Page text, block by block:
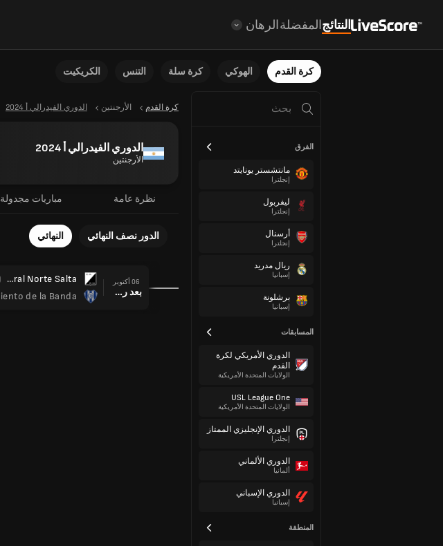
النتائجالمفضلةالرهان
كرة القدم الهوكي كرة سلة التنس الكريكيت
الفرق
مانتشستر يونايتد
إنجلترا
ليفربول
إنجلترا
أرسنال
إنجلترا
ريال مدريد
إسبانيا
برشلونة
إسبانيا
المسابقات
الدوري الأمريكي لكرة
القدم
الولايات المتحدة الأمريكية
USL League One
الولايات المتحدة الأمريكية
الدوري الإنجليزي الممتاز
إنجلترا
الدوري الألماني
ألمانيا
الدوري الإسباني
إسبانيا
المنطقة
كرة القدم الأرجنتين الدوري الفيدرالي أ 2024
الدوري الفيدرالي أ 2024
الأرجنتين
نظرة عامة مباريات مجدولة
الدور نصف النهائي النهائي
06 أكتوبر
بعد ركلات الترجيح
Central Norte Salta